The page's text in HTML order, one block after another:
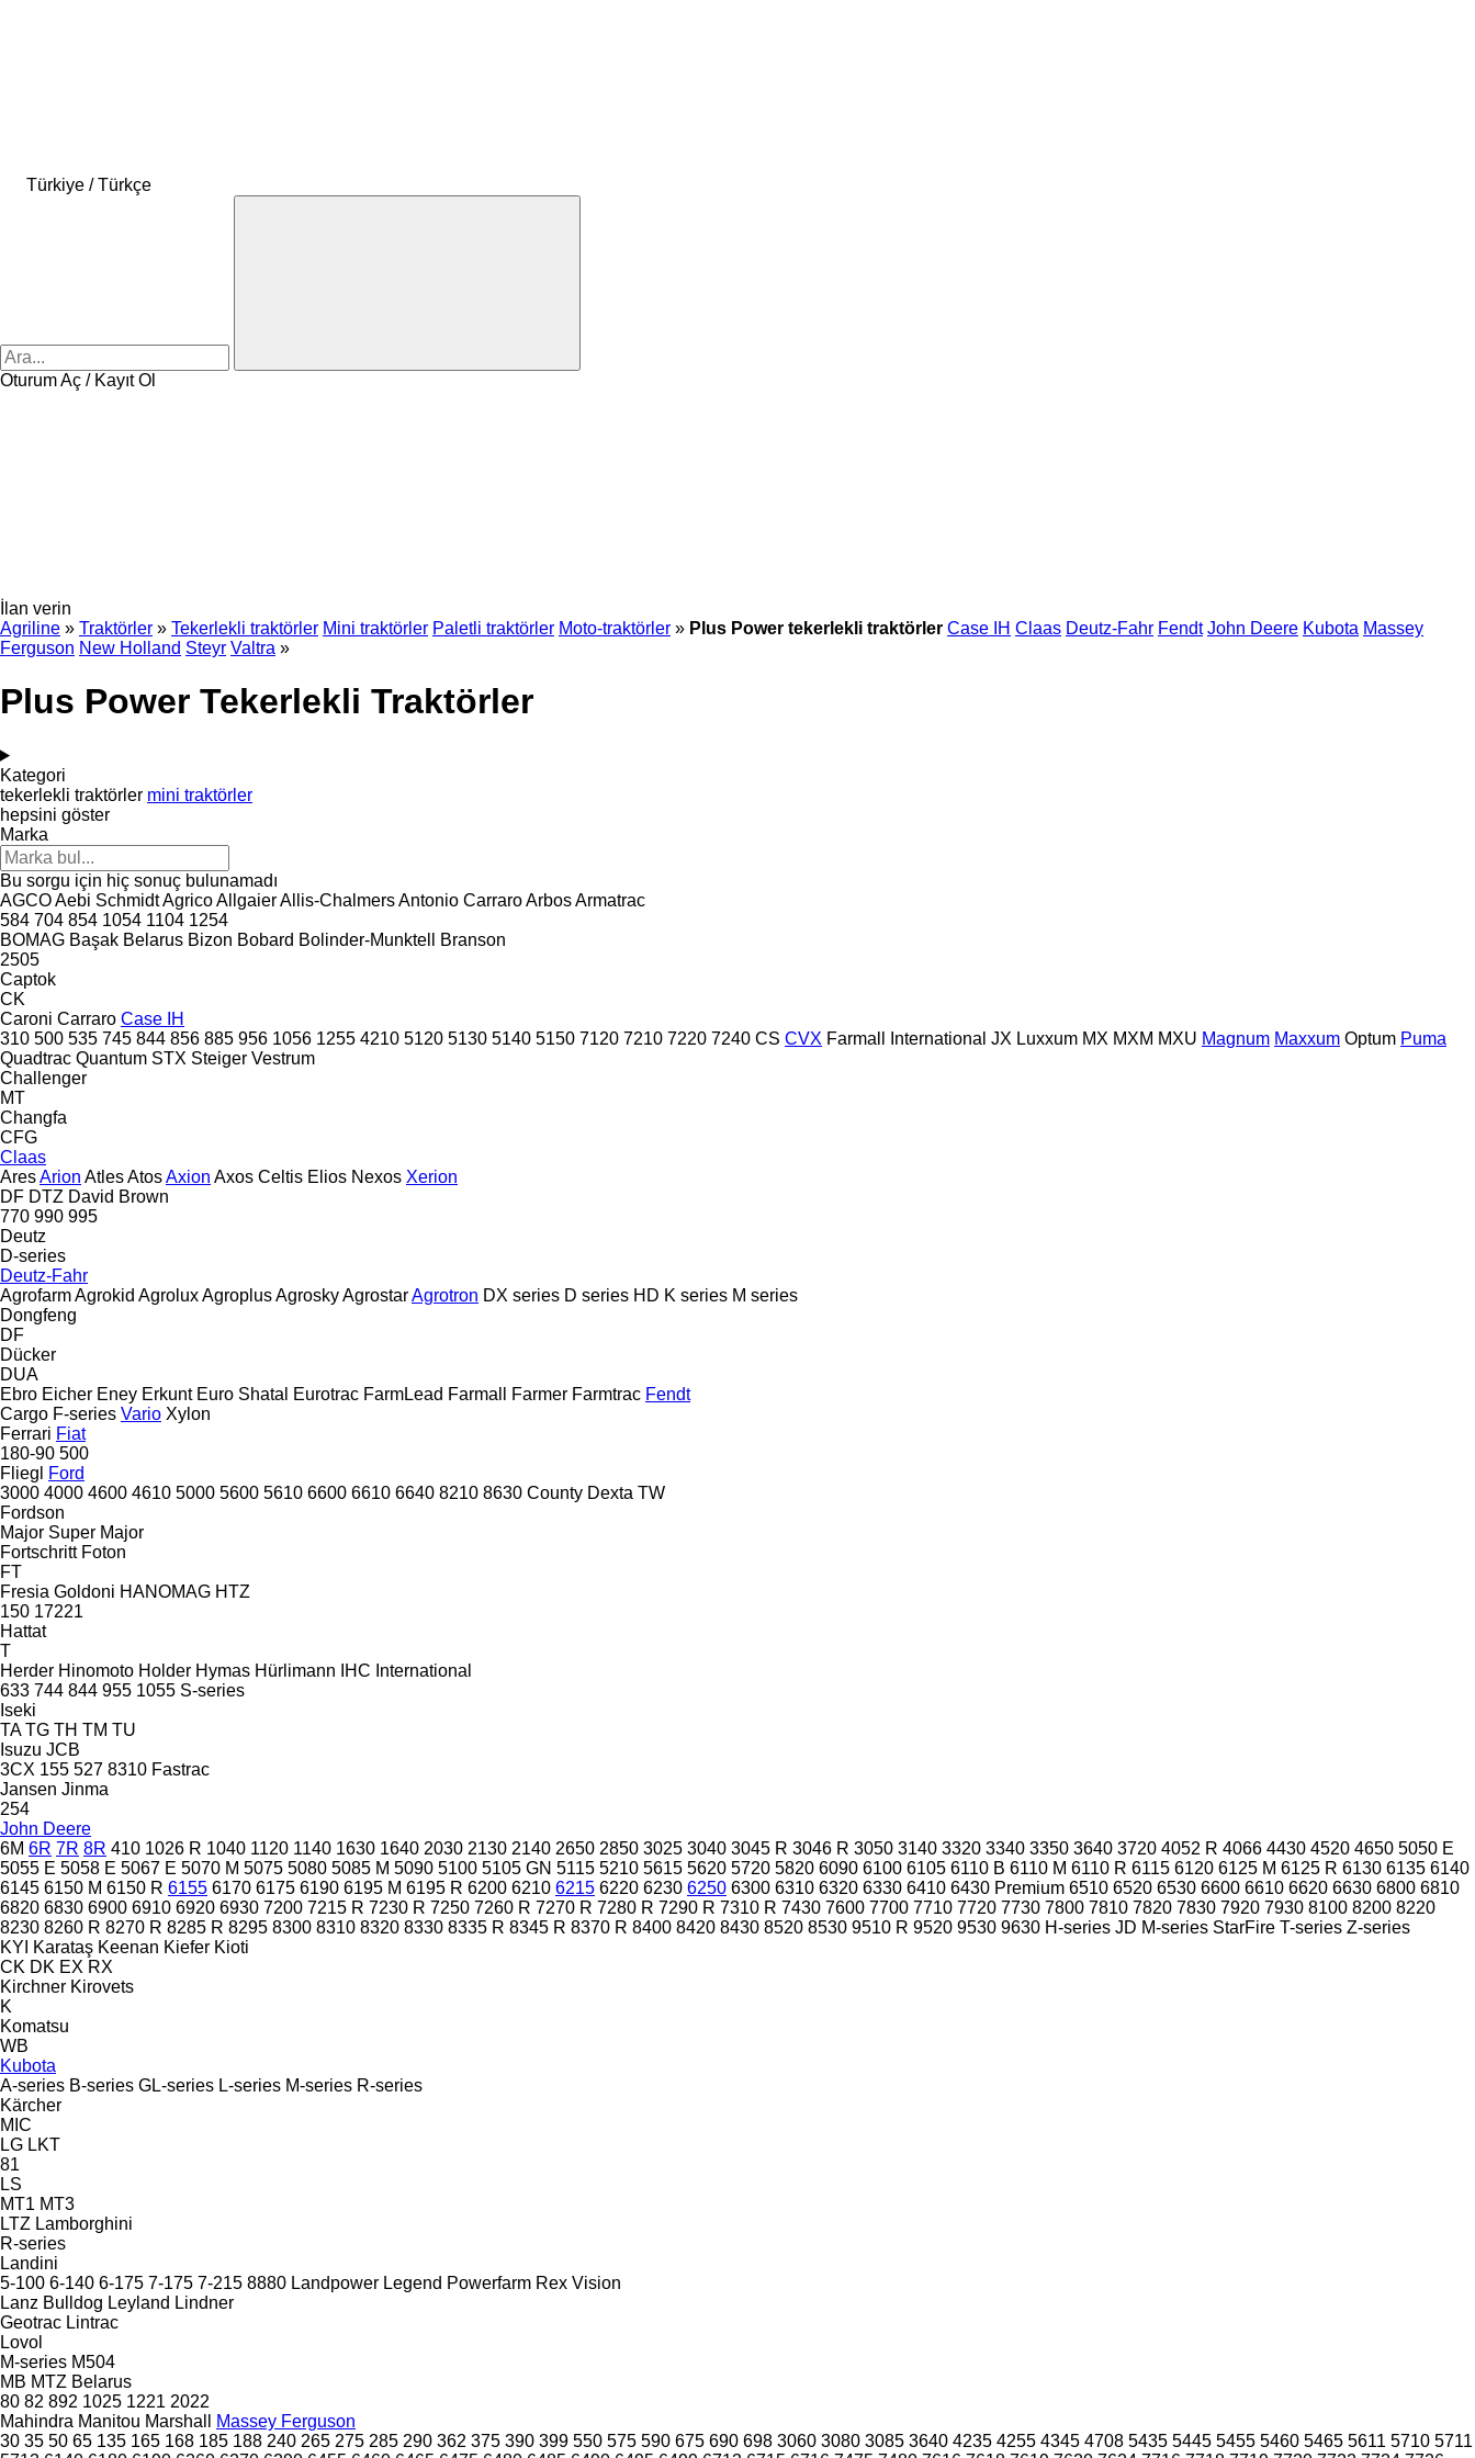
Türkiye / Türkçe
Oturum Aç / Kayıt Ol
İlan verin
Agriline » Traktörler » Tekerlekli traktörler Mini traktörler Paletli traktörler Moto-traktörler » Plus Power tekerlekli traktörler Case IH Claas Deutz-Fahr Fendt John Deere Kubota Massey
Ferguson New Holland Steyr Valtra »
Plus Power Tekerlekli Traktörler
Kategori
tekerlekli traktörler mini traktörler
hepsini göster
Marka
Bu sorgu için hiç sonuç bulunamadı
AGCOAebi SchmidtAgricoAllgaierAllis-ChalmersAntonio CarraroArbosArmatrac
584 704 854 1054 1104 1254
BOMAG Başak Belarus Bizon Bobard Bolinder-Munktell
Branson
2505
Captok
CK
Caroni Carraro Case IH
310 500 535 745 844 856 885 956 1056 1255 4210 5120 5130 5140 5150 7120 7210 7220 7240 CS CVX Farmall International JX Luxxum MX MXM MXU Magnum Maxxum Optum Puma
Quadtrac Quantum STX Steiger Vestrum
Challenger
MT
Changfa
CFG
Claas
AresArion AtlesAtosAxion Axos Celtis Elios Nexos Xerion
DF DTZ David Brown
770 990 995
Deutz
D-series
Deutz-Fahr
AgrofarmAgrokid AgroluxAgroplusAgroskyAgrostarAgrotron DX series D series HD K series M series
Dongfeng
DF
Dücker
DUA
Ebro Eicher Eney Erkunt Euro Shatal Eurotrac FarmLead Farmall Farmer Farmtrac Fendt
Cargo F-series Vario Xylon
Ferrari Fiat
180-90 500
Fliegl
Ford
3000 4000 4600 4610 5000 5600 5610 6600 6610 6640 8210 8630 County Dexta TW
Fordson
Major Super Major
Fortschritt Foton
FT
Fresia Goldoni HANOMAG HTZ
150 17221
Hattat
T
Herder Hinomoto Holder Hymas Hürlimann IHC International
633 744 844 955 1055 S-series
Iseki
TA TG TH TM TU
Isuzu JCB
3CX 155 527 8310 Fastrac
Jansen Jinma
254
John Deere
6M 6R 7R 8R 410 1026 R 1040 1120 1140 1630 1640 2030 2130 2140 2650 2850 3025 3040 3045 R 3046 R 3050 3140 3320 3340 3350 3640 3720 4052 R 4066 4430 4520 4650 5050 E
5055 E 5058 E 5067 E 5070 M 5075 5080 5085 M 5090 5100 5105 GN 5115 5210 5615 5620 5720 5820 6090 6100 6105 6110 B 6110 M 6110 R 6115 6120 6125 M 6125 R 6130 6135 6140
6145 6150 M 6150 R 6155 6170 6175 6190 6195 M 6195 R 6200 6210 6215 6220 6230 6250 6300 6310 6320 6330 6410 6430 Premium 6510 6520 6530 6600 6610 6620 6630 6800 6810
6820 6830 6900 6910 6920 6930 7200 7215 R 7230 R 7250 7260 R 7270 R 7280 R 7290 R 7310 R 7430 7600 7700 7710 7720 7730 7800 7810 7820 7830 7920 7930 8100 8200 8220
8230 8260 R 8270 R 8285 R 8295 8300 8310 8320 8330 8335 R 8345 R 8370 R 8400 8420 8430 8520 8530 9510 R 9520 9530 9630 H-series JD M-series StarFire T-series Z-series
KYI
Karataş Keenan Kiefer Kioti
CK DK EX RX
Kirchner Kirovets
K
Komatsu
WB
Kubota
A-series B-series GL-series L-series M-series R-series
Kärcher
MIC
LG LKT
81
LS
MT1 MT3
LTZ Lamborghini
R-series
Landini
5-100 6-140 6-175 7-175 7-215 8880 Landpower Legend Powerfarm Rex Vision
Lanz Bulldog Leyland Lindner
Geotrac Lintrac
Lovol
M-series M504
MB MTZ Belarus
80 82 892 1025 1221 2022
Mahindra Manitou Marshall
Massey Ferguson
30 35 50 65 135 165 168 185 188 240 265 275 285 290 362 375 390 399 550 575 590 675 690 698 3060 3080 3085 3640 4235 4255 4345 4708 5435 5445 5455 5460 5465 5611 5710 5711